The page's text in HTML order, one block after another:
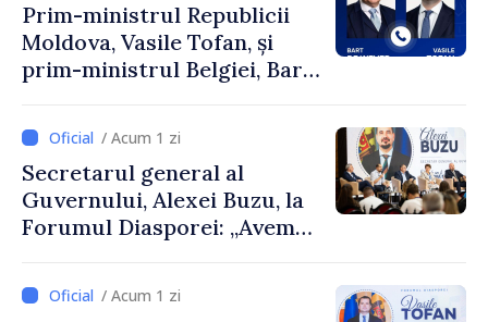
Prim-ministrul Republicii
Moldova, Vasile Tofan, și
prim-ministrul Belgiei, Bart
despre parcursul european
al Republicii Moldova.
/ Acum 1 zi
Secretarul general al
Guvernului, Alexei Buzu, la
Forumul Diasporei: „Avem
dumneavoastră pentru a
construi comunități mai
/ Acum 1 zi